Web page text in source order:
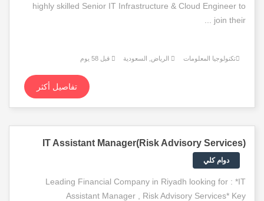
highly skilled Senior IT Infrastructure & Cloud Engineer to
join their ...
تكنولوجيا المعلومات الرياض, السعودية قبل 58 يوم
تفاصيل أكثر
(IT Assistant Manager(Risk Advisory Services
دوام كلي
Leading Financial Company in Riyadh looking for : *IT
Assistant Manager , Risk Advisory Services* Key